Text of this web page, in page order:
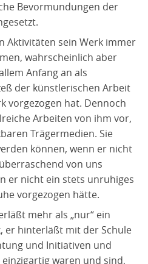
Bevormundungen der
Aktivitäten sein Werk immer
wahrscheinlich aber
Anfang an als
der künstlerischen Arbeit
vorgezogen hat. Dennoch
Arbeiten von ihm vor,
Trägermedien. Sie
können, wenn er nicht
von uns
er nicht ein stets unruhiges
vorgezogen hätte.
mehr als „nur“ ein
er hinterläßt mit der Schule
und Initiativen und
waren und sind,